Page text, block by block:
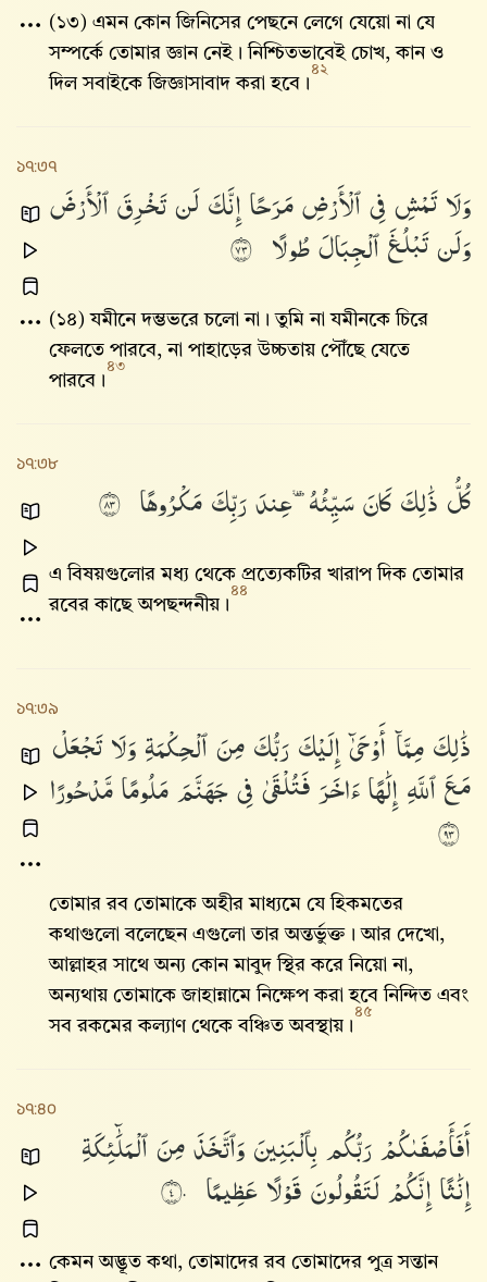
(১৩) এমন কোন জিনিসের পেছনে লেগে যেয়ো না যে
সম্পর্কে তোমার জ্ঞান নেই। নিশ্চিতভাবেই চোখ, কান ও
দিল সবাইকে জিজ্ঞাসাবাদ করা হবে।
৪২
১৭:৩৭
وَلَاتَمْشِفِىٱلْأَرْضِمَرَحًاإِنَّكَلَنتَخْرِقَٱلْأَرْضَ
وَلَنتَبْلُغَٱلْجِبَالَطُولًا ٣٧
(১৪) যমীনে দম্ভভরে চলো না। তুমি না যমীনকে চিরে
ফেলতে পারবে, না পাহাড়ের উচ্চতায় পৌঁছে যেতে
পারবে।
৪৩
১৭:৩৮
كُلُّذَٰلِكَكَانَسَيِّئُهُۥعِندَرَبِّكَمَكْرُوهًا ٣٨
এ বিষয়গুলোর মধ্য থেকে প্রত্যেকটির খারাপ দিক তোমার
রবের কাছে অপছন্দনীয়।
৪৪
১৭:৩৯
ذَٰلِكَمِمَّآأَوْحَىٰٓإِلَيْكَرَبُّكَمِنَٱلْحِكْمَةِوَلَاتَجْعَلْ
مَعَٱللَّهِإِلَٰهًاءَاخَرَفَتُلْقَىٰفِىجَهَنَّمَمَلُومًامَّدْحُورًا
٣٩
তোমার রব তোমাকে অহীর মাধ্যমে যে হিকমতের
কথাগুলো বলেছেন এগুলো তার অন্তর্ভুক্ত। আর দেখো,
আল্লাহর সাথে অন্য কোন মাবুদ স্থির করে নিয়ো না,
অন্যথায় তোমাকে জাহান্নামে নিক্ষেপ করা হবে নিন্দিত এবং
সব রকমের কল্যাণ থেকে বঞ্চিত অবস্থায়।
৪৫
১৭:৪০
أَفَأَصْفَىٰكُمْرَبُّكُمبِٱلْبَنِينَوَٱتَّخَذَمِنَٱلْمَلَٰٓئِكَةِ
إِنَٰثًاإِنَّكُمْلَتَقُولُونَقَوْلًاعَظِيمًا ٤٠
কেমন অদ্ভূত কথা, তোমাদের রব তোমাদের পুত্র সন্তান